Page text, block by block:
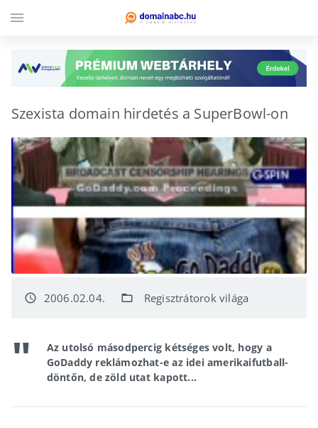
Szexista domain hirdetés a SuperBowl-on
access_time 2006.02.04. folder_open Regisztrátorok világa
Az utolsó másodpercig kétséges volt, hogy a
GoDaddy reklámozhat-e az idei amerikaifutball-
döntőn, de zöld utat kapott...
menu